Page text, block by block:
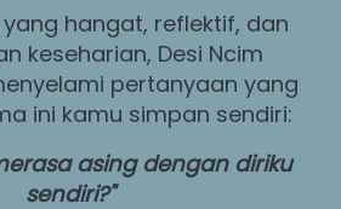
hangat, reflektif, dan
keseharian, Desi Ncim
pertanyaan yang
ini kamu simpan sendiri:
asing dengan diriku
sendiri?"